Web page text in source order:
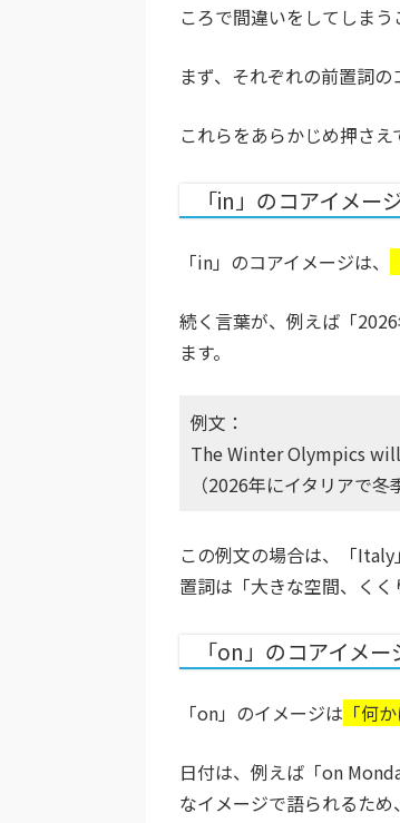
ころで間違いをしてしまう
まず、それぞれの前置詞の
これらをあらかじめ押さ
「in」のコアイメー
「in」のコアイメージは、
続く言葉が、例えば「
ます。
例文：
The Winter Olympics
（2026年にイタリアで
この例文の場合は、「
置詞は「大きな空間、くく
「on」のコアイメー
「on」のイメージは 「何
日付は、例えば「on
なイメージで語られるため